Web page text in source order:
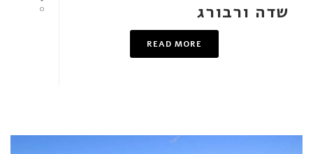
0 שדה ורבורג
READ MORE